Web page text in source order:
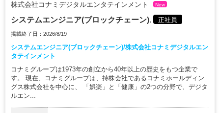
株式会社コナミデジタルエンタテインメント New
システムエンジニア(ブロックチェーン). 正社員
掲載終了日：2026/8/19
システムエンジニア(ブロックチェーン)/株式会社コナミデジタルエン
タテインメント
コナミグループは1973年の創立から40年以上の歴史をもつ企業で
す。 現在、コナミグループは、持株会社であるコナミホールディン
グス株式会社を中心に、 「娯楽」と「健康」の2つの分野で、デジタ
ルエン...